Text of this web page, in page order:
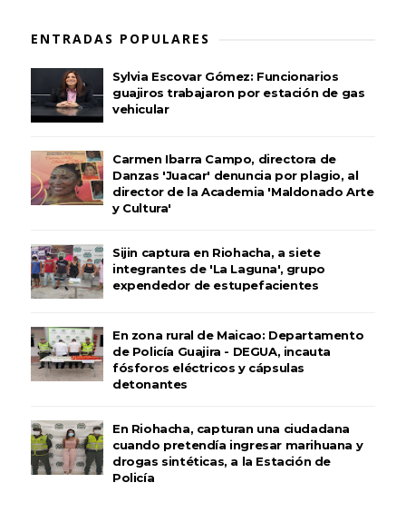
ENTRADAS POPULARES
Sylvia Escovar Gómez: Funcionarios
guajiros trabajaron por estación de gas
vehicular
Carmen Ibarra Campo, directora de
Danzas 'Juacar' denuncia por plagio, al
director de la Academia 'Maldonado Arte
y Cultura'
Sijin captura en Riohacha, a siete
integrantes de 'La Laguna', grupo
expendedor de estupefacientes
En zona rural de Maicao: Departamento
de Policía Guajira - DEGUA, incauta
fósforos eléctricos y cápsulas
detonantes
En Riohacha, capturan una ciudadana
cuando pretendía ingresar marihuana y
drogas sintéticas, a la Estación de
Policía